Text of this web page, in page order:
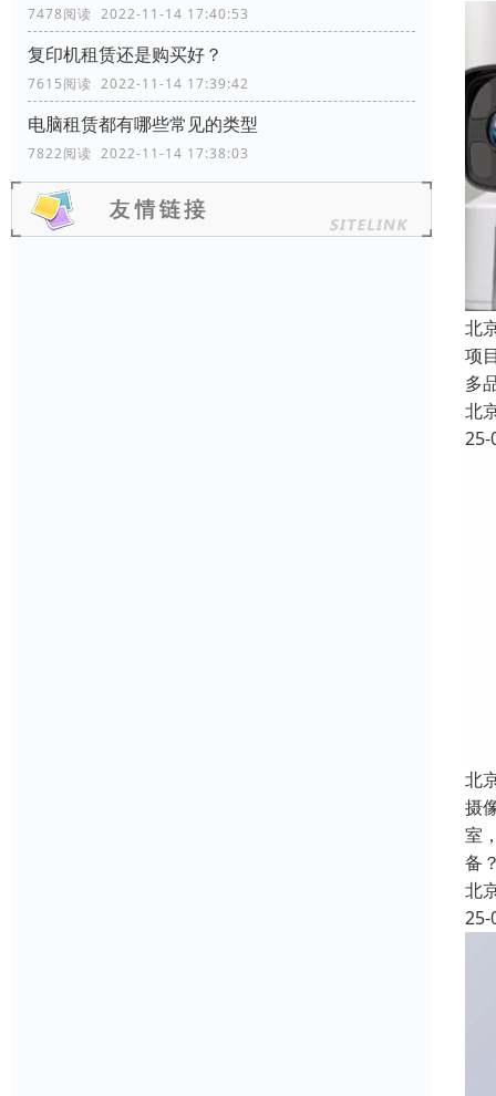
7478阅读 2022-11-14 17:40:53
复印机租赁还是购买好？
7615阅读 2022-11-14 17:39:42
电脑租赁都有哪些常见的类型
7822阅读 2022-11-14 17:38:03
北
项
多
北
25-
北
摄
室
备
北
25-